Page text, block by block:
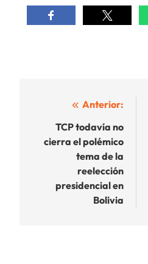
Navegación
entradas
Anterior:
TCP todavía no
cierra el polémico
tema de la
reelección
presidencial en
Bolivia